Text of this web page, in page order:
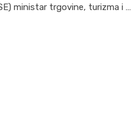
ministar trgovine, turizma i …